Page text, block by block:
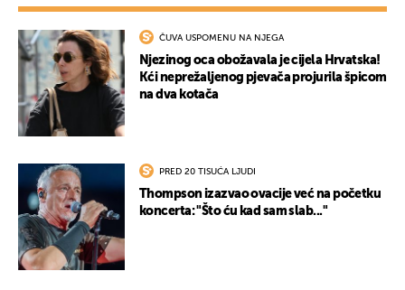
ČUVA USPOMENU NA NJEGA
Njezinog oca obožavala je cijela Hrvatska!
Kći neprežaljenog pjevača projurila špicom
na dva kotača
PRED 20 TISUĆA LJUDI
Thompson izazvao ovacije već na početku
koncerta: "Što ću kad sam slab..."